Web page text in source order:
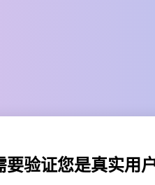
要验证您是真实用